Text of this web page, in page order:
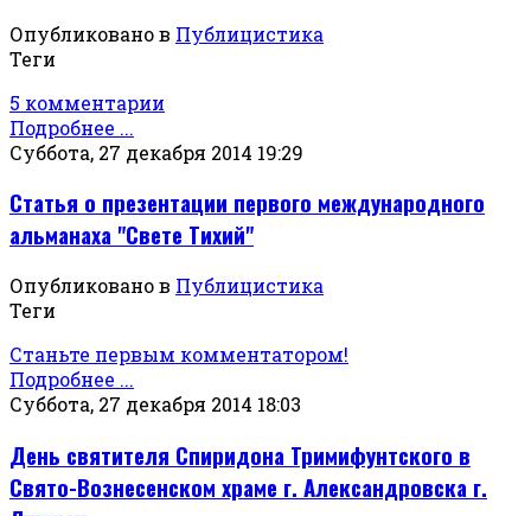
Опубликовано в Публицистика
Теги
5 комментарии
Подробнее ...
Суббота, 27 декабря 2014 19:29
Статья о презентации первого международного
альманаха "Свете Тихий"
Опубликовано в Публицистика
Теги
Станьте первым комментатором!
Подробнее ...
Суббота, 27 декабря 2014 18:03
День святителя Спиридона Тримифунтского в
Свято-Вознесенском храме г. Александровска г.